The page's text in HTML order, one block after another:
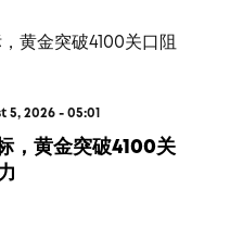
5, 2026 - 05:01
，黄金突破4100关